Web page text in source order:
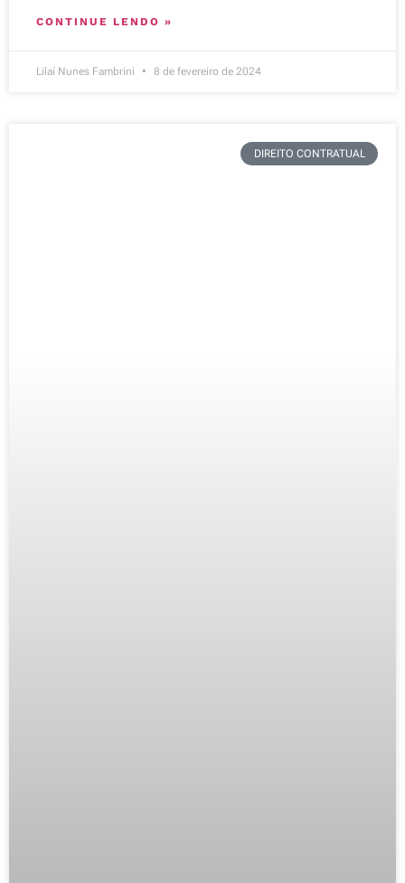
CONTINUE LENDO »
Lilaí Nunes Fambrini 8 de fevereiro de 2024
DIREITO CONTRATUAL